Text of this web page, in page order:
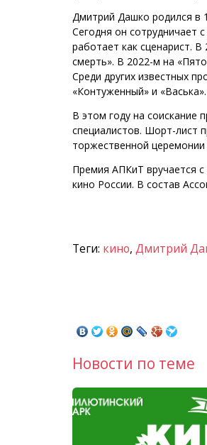
Дмитрий Дашко родился в
Сегодня он сотрудничает
работает как сценарист.
смерть». В 2022-м на
Среди других известных
«Контуженный» и «Васька».
В этом году на соискание
специалистов. Шорт-лист
торжественной церемонии
Премия АПКиТ вручается
кино России. В состав
Теги: кино, Дмитрий
Новости по теме